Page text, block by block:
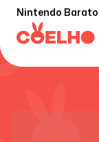
Nintendo Barato